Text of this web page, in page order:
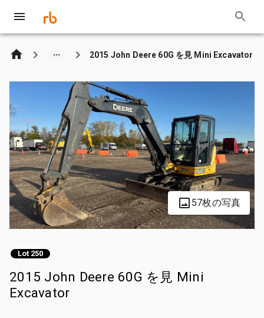
2015 John Deere 60G を見 Mini Excavator
57枚の写真
Lot 250
2015 John Deere 60G を見 Mini
Excavator